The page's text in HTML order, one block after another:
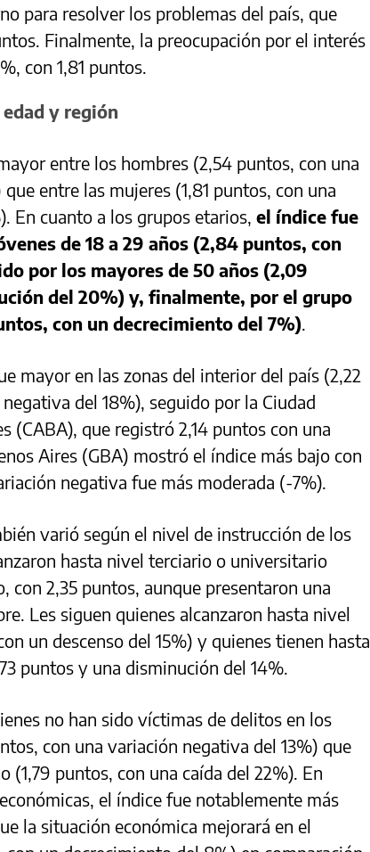
para resolver los problemas del país, que
Finalmente, la preocupación por el interés
con 1,81 puntos.
y región
entre los hombres (2,54 puntos, con una
entre las mujeres (1,81 puntos, con una
En cuanto a los grupos etarios, el índice fue
de 18 a 29 años (2,84 puntos, con
por los mayores de 50 años (2,09
del 20%) y, finalmente, por el grupo
con un decrecimiento del 7%).
mayor en las zonas del interior del país (2,22
del 18%), seguido por la Ciudad
(CABA), que registró 2,14 puntos con una
Aires (GBA) mostró el índice más bajo con
negativa fue más moderada (-7%).
varió según el nivel de instrucción de los
hasta nivel terciario o universitario
con 2,35 puntos, aunque presentaron una
Les siguen quienes alcanzaron hasta nivel
un descenso del 15%) y quienes tienen hasta
puntos y una disminución del 14%.
no han sido víctimas de delitos en los
con una variación negativa del 13%) que
(1,79 puntos, con una caída del 22%). En
el índice fue notablemente más
la situación económica mejorará en el